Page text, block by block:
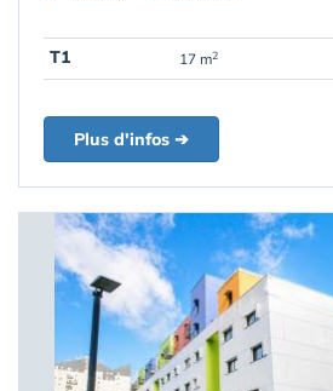
T1 17 m2
Plus d'infos ➔